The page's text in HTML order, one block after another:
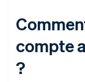
compte
?